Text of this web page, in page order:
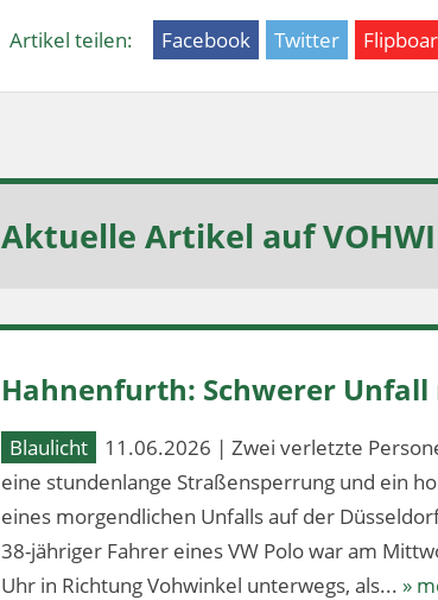
Artikel teilen: Facebook Twitter
Aktuelle Artikel auf
Hahnenfurth: Schwerer
Blaulicht
11.06.2026 | Zwei verletzte
eine stundenlange Straßensperrung und ein
eines morgendlichen Unfalls auf der
38-jähriger Fahrer eines VW Polo war am
Uhr in Richtung Vohwinkel unterwegs, als... »